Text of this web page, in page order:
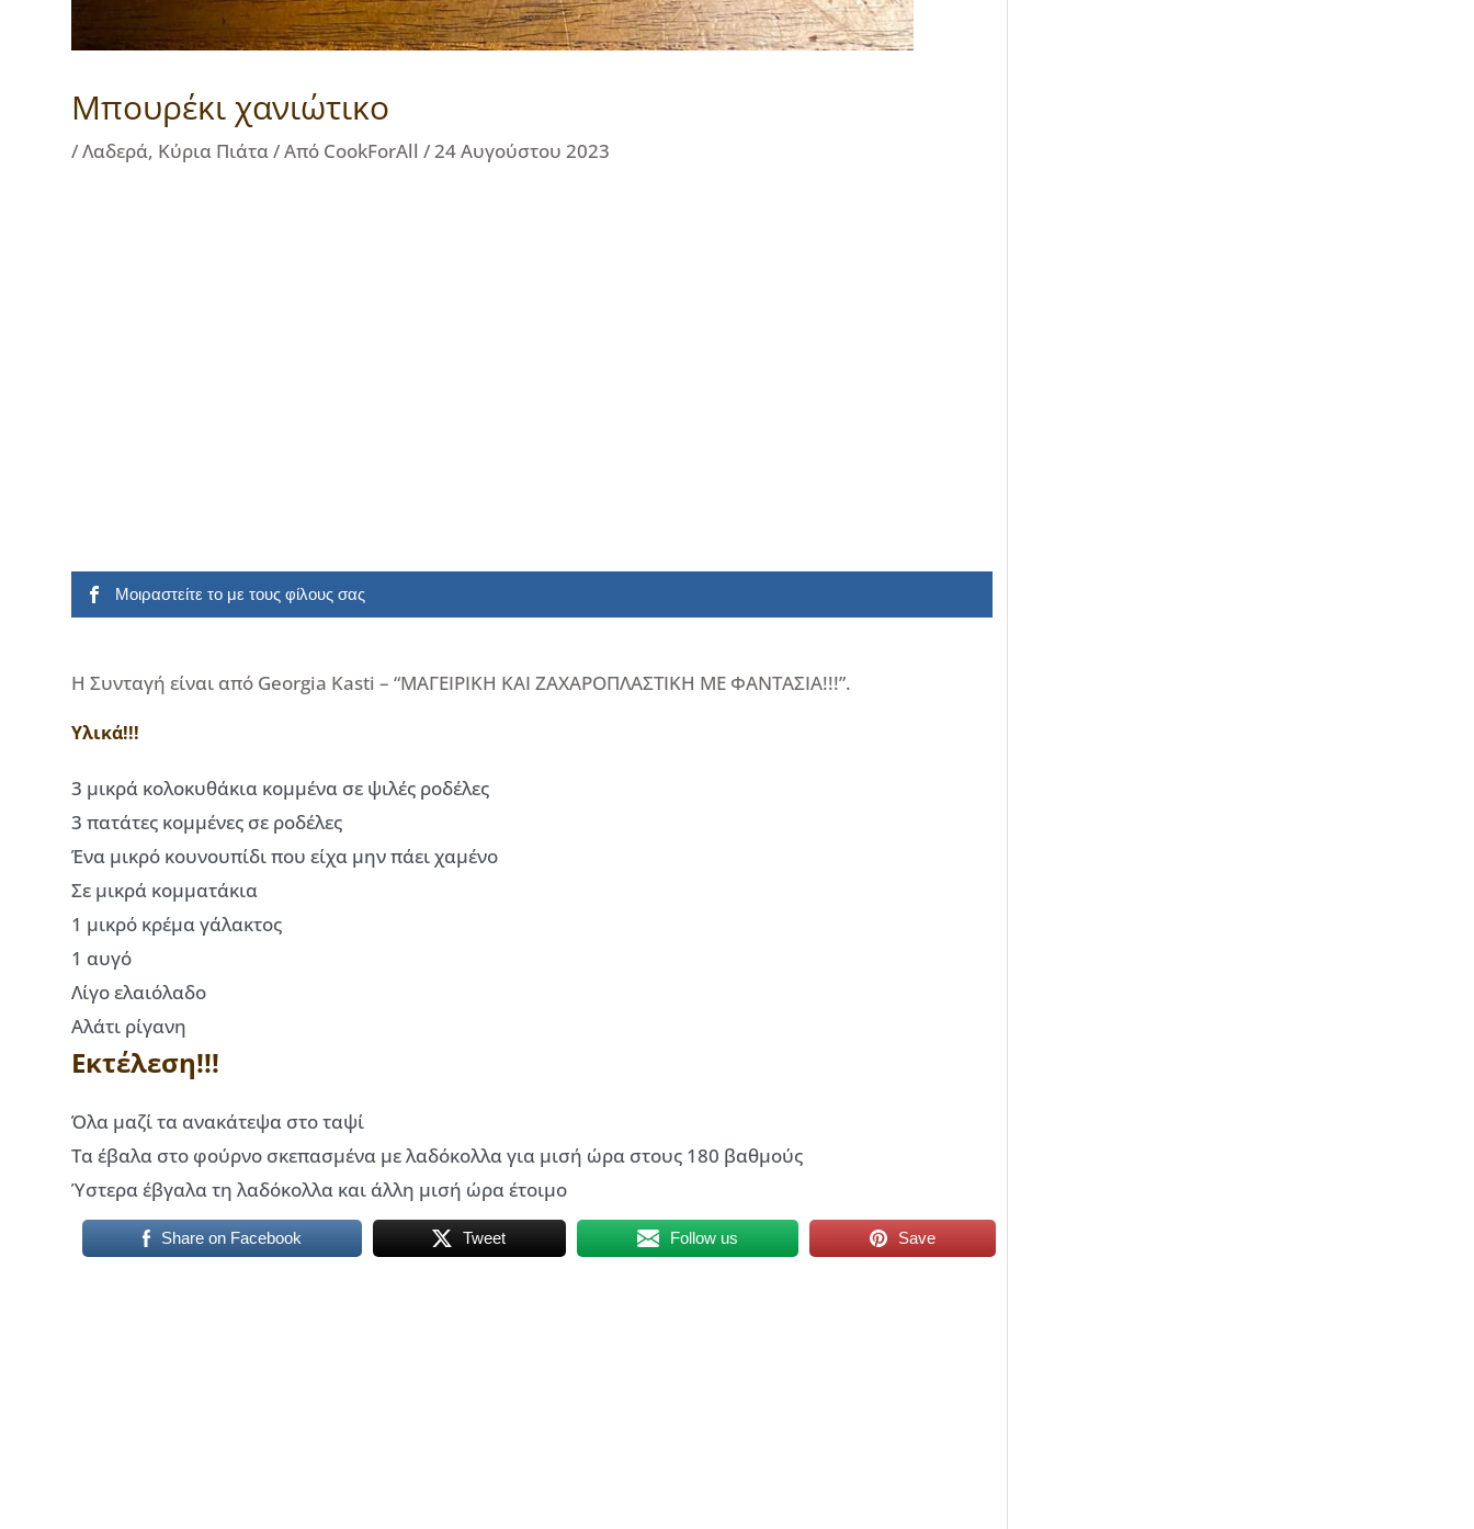
Mπουρέκι χανιώτικο
/Λαδερά, Κύρια Πιάτα/ Από CookForAll /24 Αυγούστου 2023
Μοιραστείτε το με τους φίλους σας
Η Συνταγή είναι από Georgia Kasti – “ΜΑΓΕΙΡΙΚΗ ΚΑΙ ΖΑΧΑΡΟΠΛΑΣΤΙΚΗ ΜΕ ΦΑΝΤΑΣΙΑ!!!”.
Υλικά!!!
3 μικρά κολοκυθάκια κομμένα σε ψιλές ροδέλες
3 πατάτες κομμένες σε ροδέλες
Ένα μικρό κουνουπίδι που είχα μην πάει χαμένο
Σε μικρά κομματάκια
1 μικρό κρέμα γάλακτος
1 αυγό
Λίγο ελαιόλαδο
Αλάτι ρίγανη
Εκτέλεση!!!
Όλα μαζί τα ανακάτεψα στο ταψί
Τα έβαλα στο φούρνο σκεπασμένα με λαδόκολλα για μισή ώρα στους 180 βαθμούς
Ύστερα έβγαλα τη λαδόκολλα και άλλη μισή ώρα έτοιμο
Share on Facebook Tweet Follow us Save